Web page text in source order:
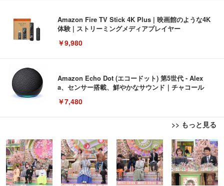
Amazon Fire TV Stick 4K Plus | 映画館のような4K
体験 | ストリーミングメディアプレイヤー
￥9,980
Amazon Echo Dot (エコードット) 第5世代 - Alex
a、センサー搭載、鮮やかなサウンド｜チャコール
￥7,480
>> もっと見る
[EdoErgo] オフィスチェア 椅子 テレワーク 疲れな
い 跳ね上げ式アームレスト コンパクト 約105度ロッ
キング pc 事務椅子 360度回転 座面昇降 強化ナイロ
ン樹脂ベース 通気性メッシュ 在宅ワーク H-WY01
(黒網+黒枠+黒足)
￥5,699
EIZO ビジネス向けプレミアムモニター | FlexScan
EV3240X-WT | 31.5型4K UHD・USB Type-C・ホワ
イト
￥105,595
Amazonベーシック ペットシーツ 薄型 レギュラー 1
回使い捨て 無香料 ホワイト 300枚
￥3,373